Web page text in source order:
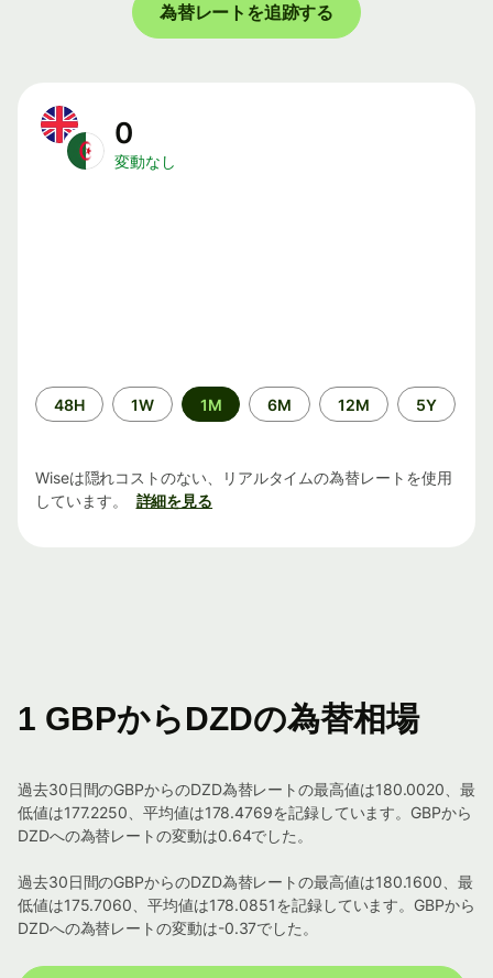
為替レートを追跡する
0
変動なし
期
間
48H 1W 1M 6M 12M 5Y
Wiseは隠れコストのない、リアルタイムの為替レートを使用
しています。
詳細を見る
1 GBPからDZDの為替相場
過去30日間のGBPからのDZD為替レートの最高値は180.0020、最
低値は177.2250、平均値は178.4769を記録しています。GBPから
DZDへの為替レートの変動は0.64でした。
過去30日間のGBPからのDZD為替レートの最高値は180.1600、最
低値は175.7060、平均値は178.0851を記録しています。GBPから
DZDへの為替レートの変動は-0.37でした。